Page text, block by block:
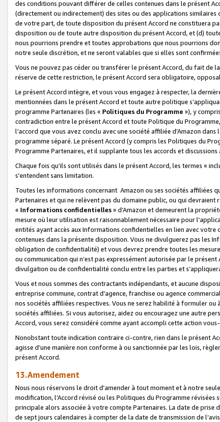
des conditions pouvant différer de celles contenues dans le présent
(directement ou indirectement) des sites ou des applications
de votre part, de toute disposition du présent Accord ne constituera
disposition ou de toute autre disposition du présent Accord, et (d)
nous pourrions prendre et toutes approbations que nous pourrions
notre seule discrétion, et ne seront valables que si elles sont
Vous ne pouvez pas céder ou transférer le présent Accord, du fait de
réserve de cette restriction, le présent Accord sera obligatoire,
Le présent Accord intègre, et vous vous engagez à respecter, la
mentionnées dans le présent Accord et toute autre politique
programme Partenaires (les « Politiques du Programme »), y
contradiction entre le présent Accord et toute Politique du
l’accord que vous avez conclu avec une société affiliée d’Amazon
programme séparé. Le présent Accord (y compris les Politiques du
Programme Partenaires, et il supplante tous les accords et discussions
Chaque fois qu’ils sont utilisés dans le présent Accord, les termes «
s'entendent sans limitation.
Toutes les informations concernant Amazon ou ses sociétés affiliées
Partenaires et qui ne relèvent pas du domaine public, ou qui
« Informations confidentielles» d’Amazon et demeurent la
mesure où leur utilisation est raisonnablement nécessaire pour
entités ayant accès aux Informations confidentielles en lien avec
contenues dans la présente disposition. Vous ne divulguerez pas les
obligation de confidentialité) et vous devrez prendre toutes les
ou communication qui n’est pas expressément autorisée par le
divulgation ou de confidentialité conclu entre les parties et
Vous et nous sommes des contractants indépendants, et aucune
entreprise commune, contrat d'agence, franchise ou agence
nos sociétés affiliées respectives. Vous ne serez habilité à formuler
sociétés affiliées. Si vous autorisez, aidez ou encouragez une autre
Accord, vous serez considéré comme ayant accompli cette action
Nonobstant toute indication contraire ci-contre, rien dans le présent
agisse d’une manière non conforme à ou sanctionnée par les lois,
présent Accord.
13.Amendement
Nous nous réservons le droit d'amender à tout moment et à notre
modification, l’Accord révisé ou les Politiques du Programme
principale alors associée à votre compte Partenaires. La date de
de sept jours calendaires à compter de la date de transmission de